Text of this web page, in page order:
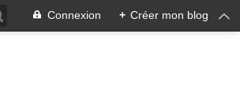
Connexion + Créer mon blog